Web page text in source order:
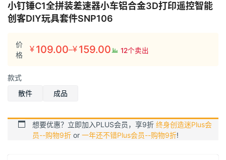
小钉锤C1全拼装差速器小车铝合金3D打印遥控智能
创客DIY玩具套件SNP106
价
格
¥ 109.00–¥ 159.00
价
范
围：
至
¥159.00
12个卖出
款式
散件
成品
想要优惠？立即加入PLUS会员，享9折 终身创造迷Plus会
员--购物9折 or 一年还不错Plus会员--购物9折!